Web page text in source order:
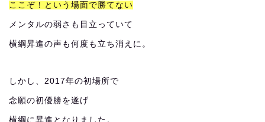
ここぞ！という場面で勝てない
メンタルの弱さも目立っていて
横綱昇進の声も何度も立ち消えに。
しかし、2017年の初場所で
念願の初優勝を遂げ
横綱に昇進となりました。